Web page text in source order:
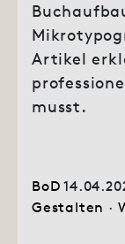
Artikel
musst.
BoD
Gestalten ·